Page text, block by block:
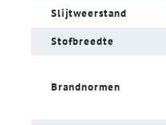
Slijtweerstand
Stofbreedte
Brandnormen